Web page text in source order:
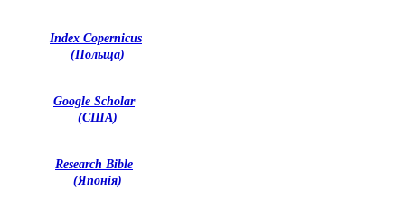
Index Copernicus
(Польща)
Google Scholar
(США)
Research Bible
(Японія)